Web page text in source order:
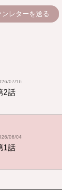
ンレターを送る
07/16
2話
06/04
1話